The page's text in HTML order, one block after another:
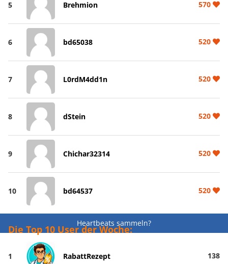
5 Brehmion 570
6 bd65038 520
7 L0rdM4dd1n 520
8 dStein 520
9 Chichar32314 520
10 bd64537 520
Heartbeats sammeln?
Die Top 10 User der Woche:
1 RabattRezept 138